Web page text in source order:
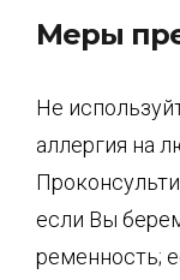
Меры
Не
аллергия на
если Вы
ременность;